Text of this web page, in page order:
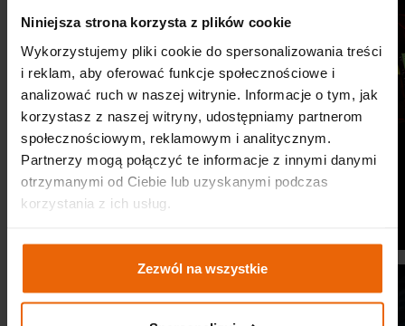
Niniejsza strona korzysta z plików cookie
Wykorzystujemy pliki cookie do spersonalizowania treści
i reklam, aby oferować funkcje społecznościowe i
analizować ruch w naszej witrynie. Informacje o tym, jak
korzystasz z naszej witryny, udostępniamy partnerom
społecznościowym, reklamowym i analitycznym.
Partnerzy mogą połączyć te informacje z innymi danymi
otrzymanymi od Ciebie lub uzyskanymi podczas
korzystania z ich usług.
Zezwól na wszystkie
Corporate banquet